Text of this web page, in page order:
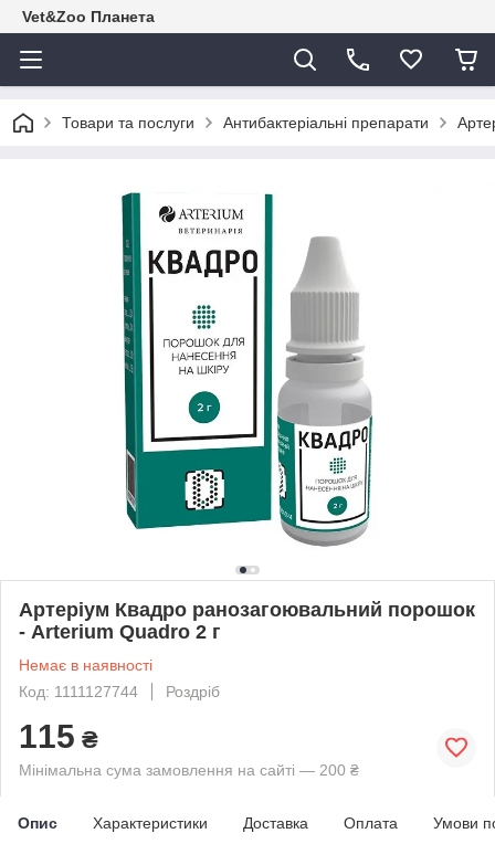
Vet&Zoo Планета
Товари та послуги Антибактеріальні препарати
Артеріум Квадро ранозагоювальний порошок
- Arterium Quadro 2 г
Немає в наявності
Код: 1111127744
Роздріб
115 ₴
Мінімальна сума замовлення на сайті — 200 ₴
Опис Характеристики Доставка Оплата Умови